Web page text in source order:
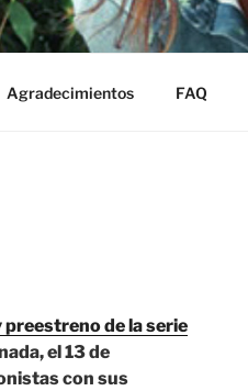
Agradecimientos FAQ
de la serie
el 13 de
con sus